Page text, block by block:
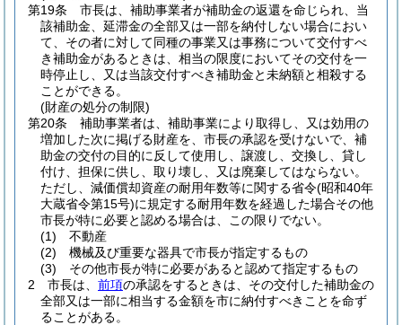
第19条
市長は、補助事業者が補助金の返還を命じられ、当
該補助金、延滞金の全部又は一部を納付しない場合におい
て、その者に対して同種の事業又は事務について交付すべ
き補助金があるときは、相当の限度においてその交付を一
時停止し、又は当該交付すべき補助金と未納額と相殺する
ことができる。
(財産の処分の制限)
第20条
補助事業者は、補助事業により取得し、又は効用の
増加した次に掲げる財産を、市長の承認を受けないで、補
助金の交付の目的に反して使用し、譲渡し、交換し、貸し
付け、担保に供し、取り壊し、又は廃棄してはならない。
ただし、減価償却資産の耐用年数等に関する省令(昭和40年
大蔵省令第15号)に規定する耐用年数を経過した場合その他
市長が特に必要と認める場合は、この限りでない。
(1)
不動産
(2)
機械及び重要な器具で市長が指定するもの
(3)
その他市長が特に必要があると認めて指定するもの
2
市長は、 前項の承認をするときは、その交付した補助金の
全部又は一部に相当する金額を市に納付すべきことを命ず
ることがある。